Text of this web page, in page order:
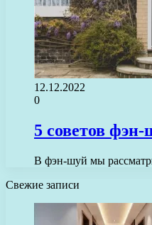
12.12.2022
0
5 советов
В фэн-шуй мы
Свежие записи